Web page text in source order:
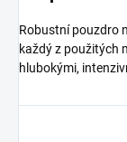
Robustní pouzdro
každý z použitých
hlubokými,